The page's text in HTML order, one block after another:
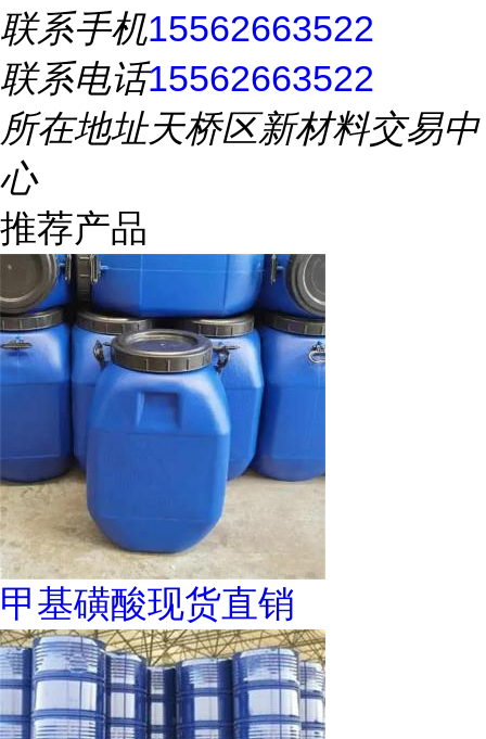
联系手机15562663522
联系电话15562663522
所在地址天桥区新材料交易中
心
推荐产品
甲基磺酸现货直销